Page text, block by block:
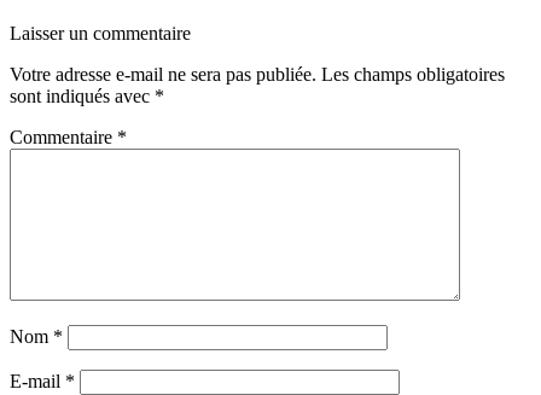
Laisser un commentaire
Votre adresse e-mail ne sera pas publiée. Les champs obligatoires
sont indiqués avec *
Commentaire *
Nom *
E-mail *